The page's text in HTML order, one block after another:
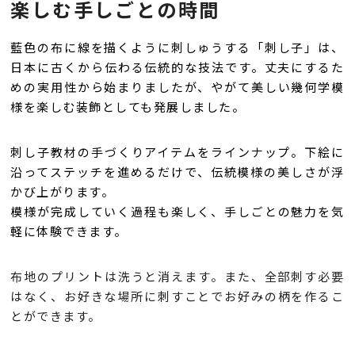
楽しむ手しごとの時間
藍色の布に線を描くように刺しゅうする「刺し子」は、
日本に古くから伝わる伝統的な技法です。丈夫にするた
めの実用性から始まりましたが、やがて美しい幾何学模
様を楽しむ装飾としても発展しました。
刺し子教材の手づくりアイテムをラインナップ。下絵に
沿ってステッチを進めるだけで、伝統模様の美しさが浮
かび上がります。
模様が完成していく過程も楽しく、手しごとの魅力を気
軽に体験できます。
布地のプリントは洗うと消えます。また、全部刺す必要
はなく、お好きな場所に刺すことでお好みの柄を作るこ
とができます。